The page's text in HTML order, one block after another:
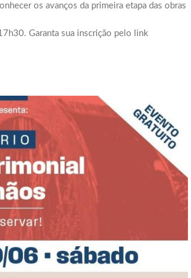
os avanços da primeira etapa das obras
Garanta sua inscrição pelo link